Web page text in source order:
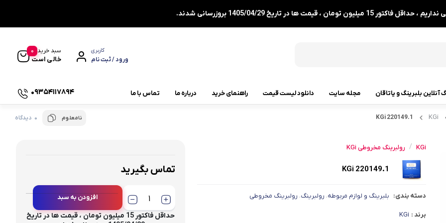
تومان ، قیمت ها در تاریخ 1405/04/29 بروزرسانی شدند.
کاربری
ورود / ثبت نام
سبد خرید
خالی است
0
رولبرینگ بشکه ای کفگرد
یاتاقان صنعتی
چاکنت
آنلاین بلبرینگ و یاتاقان مجله سایت دانلود لیست قیمت راهنمای خرید درباره ما تماس با ما 09354117894
KGi
220149.1 KGi نامعلوم 0 دیدگاه
KGi
/ رولبرینگ مخروطی KGi
220149.1 KGi
دسته بندی: بلبرینگ و لوازم مربوطه، رولبرینگ، رولبرینگ مخروطی
برند : KGi
تماس بگیرید
افزودن به سبد
توجه : تک فروشی نداریم ،
حداقل فاکتور 15 میلیون تومان ، قیمت ها در تاریخ